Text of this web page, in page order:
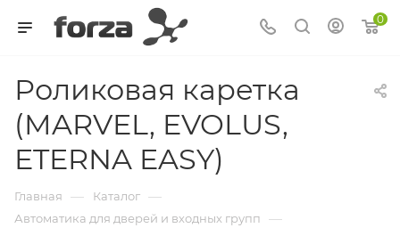
0
Роликовая каретка
(MARVEL, EVOLUS,
ETERNA EASY)
Главная — Каталог —
Автоматика для дверей и входных групп —